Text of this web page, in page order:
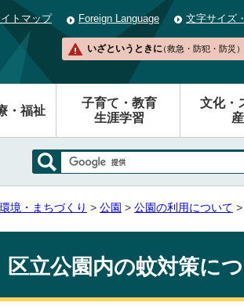
トマップ Foreign Language 文字サイズ
いざというときに（救急・防犯・防災）
・福祉
子育て・教育
生涯学習
文化・
境・まちづくり > 公園 > 公園の利用について
区立公園内の蚊対策に